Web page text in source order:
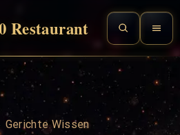
Restaurant
Gerichte Wissen